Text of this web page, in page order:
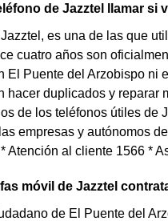
de Jazztel llamar si
Jazztel, es una de las que
cuatro años son
El Puente del Arzobispo ni
hacer duplicados y reparar
de los teléfonos útiles de
empresas y autónomos
Atención al cliente 1566 *
móvil de Jazztel
de El Puente del